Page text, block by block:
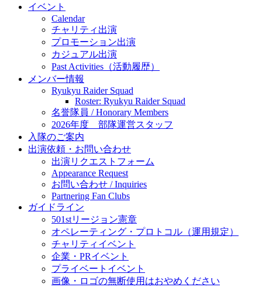
イベント
Calendar
チャリティ出演
プロモーション出演
カジュアル出演
Past Activities（活動履歴）
メンバー情報
Ryukyu Raider Squad
Roster: Ryukyu Raider Squad
名誉隊員 / Honorary Members
2026年度 部隊運営スタッフ
入隊のご案内
出演依頼・お問い合わせ
出演リクエストフォーム
Appearance Request
お問い合わせ / Inquiries
Partnering Fan Clubs
ガイドライン
501stリージョン憲章
オペレーティング・プロトコル（運用規定）
チャリティイベント
企業・PRイベント
プライベートイベント
画像・ロゴの無断使用はおやめください